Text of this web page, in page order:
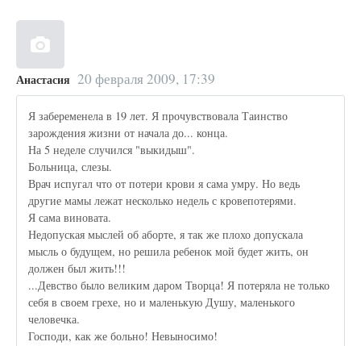
Анастасия 20 февраля 2009, 17:39
Я забеременела в 19 лет. Я прочувствовала Таинство
зарождения жизни от начала до... конца.
На 5 неделе случился "выкидыш".
Больница, слезы.
Врач испугал что от потери крови я сама умру. Но ведь
другие мамы лежат несколько недель с кровепотерями.
Я сама виновата.
Недопуская мыслей об аборте, я так же плохо допускала
мысль о будущем, но решила ребенок мой будет жить, он
должен был жить!!!
...Девство было великим даром Творца! Я потеряла не только
себя в своем грехе, но и маленькую Душу, маленького
человечка.
Господи, как же больно! Невыносимо!